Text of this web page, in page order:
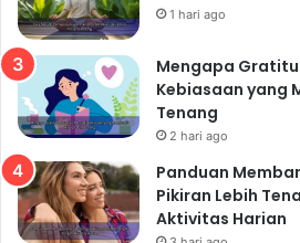
Manfaat Sayuran Hijau
Menjaga Kesehatan
Usia